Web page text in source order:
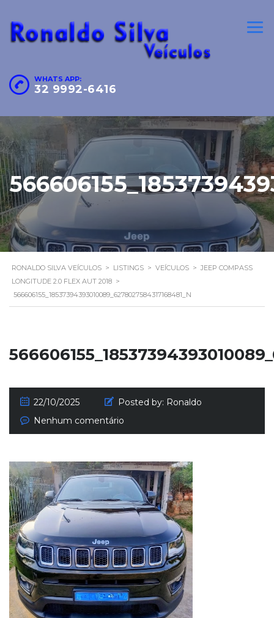
WHATS APP:
32 9992-6416
RONALDO SILVA VEÍCULOS > LISTINGS > VEÍCULOS > JEEP COMPASS
LONGITUDE 2.0 FLEX AUT 2018 >
566606155_18537394393010089_6278027584317168481_N
22/10/2025 Posted by: Ronaldo
Nenhum comentário